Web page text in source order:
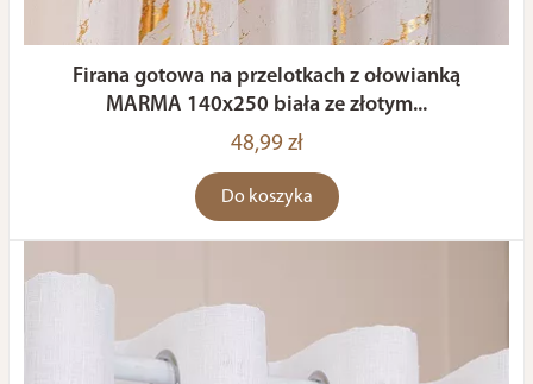
Firana gotowa na przelotkach z ołowianką
MARMA 140x250 biała ze złotym...
48,99 zł
Do koszyka